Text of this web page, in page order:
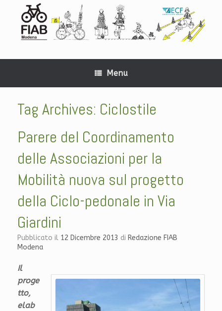
Menu
Tag Archives: Ciclostile
Parere del Coordinamento
delle Associazioni per la
Mobilità nuova sul progetto
della Ciclo-pedonale in Via
Giardini
Pubblicato il 12 Dicembre 2013 di Redazione FIAB
Modena
Il
proge
tto,
elab